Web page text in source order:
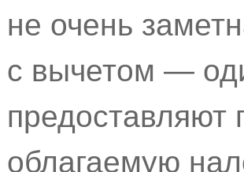
не очень
с вычетом —
предоставляют
облагаемую